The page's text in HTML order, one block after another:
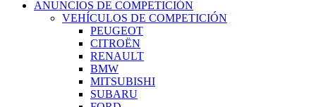
ANUNCIOS DE COMPETICIÓN
VEHÍCULOS DE COMPETICIÓN
PEUGEOT
CITROËN
RENAULT
BMW
MITSUBISHI
SUBARU